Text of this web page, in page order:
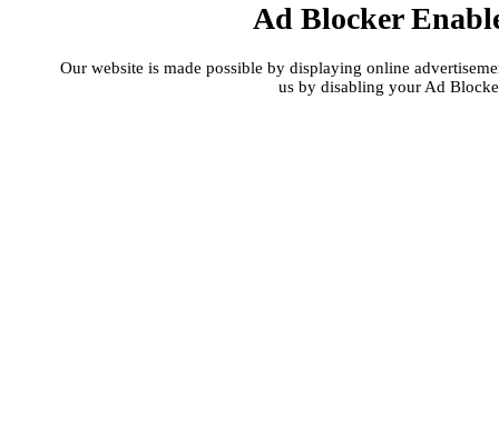
Ad Blocker
Our website is made possible by displaying online
us by disabling your Ad